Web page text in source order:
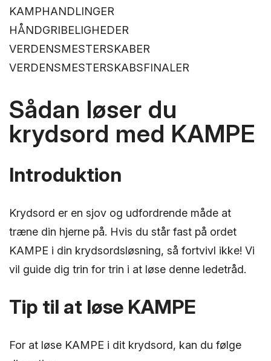
KAMPHANDLINGER
HÅNDGRIBELIGHEDER
VERDENSMESTERSKABER
VERDENSMESTERSKABSFINALER
Sådan løser du
krydsord med KAMPE
Introduktion
Krydsord er en sjov og udfordrende måde at
træne din hjerne på. Hvis du står fast på ordet
KAMPE i din krydsordsløsning, så fortvivl ikke! Vi
vil guide dig trin for trin i at løse denne ledetråd.
Tip til at løse KAMPE
For at løse KAMPE i dit krydsord, kan du følge